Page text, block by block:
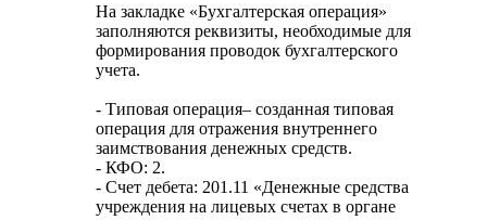
На закладке «Бухгалтерская операция»
заполняются реквизиты, необходимые для
формирования проводок бухгалтерского
учета.
- Типовая операция– созданная типовая
операция для отражения внутреннего
заимствования денежных средств.
- КФО: 2.
- Счет дебета: 201.11 «Денежные средства
учреждения на лицевых счетах в органе